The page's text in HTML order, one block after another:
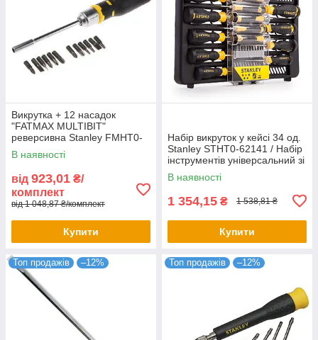
Викрутка + 12 насадок
"FATMAX MULTIBIT"
реверсивна Stanley FMHT0-
62690
В наявності
від 923,01 ₴/
комплект
від 1 048,87 ₴/комплект
Купити
Набір викруток у кейсі 34 од.
Stanley STHT0-62141 / Набір
інструментів універсальний зі
сталі
В наявності
1 354,15 ₴ 1 538,81 ₴
Купити
Топ продажів –12% Топ продажів –12%